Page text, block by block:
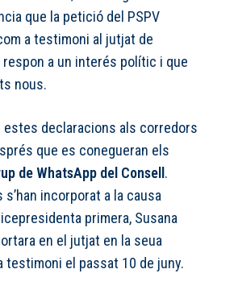
que la petició del PSPV
a testimoni al jutjat de
respon a un interés polític i que
nous.
estes declaracions als corredors
que es conegueran els
de WhatsApp del Consell .
incorporat a la causa
primera, Susana
en el jutjat en la seua
testimoni el passat 10 de juny.